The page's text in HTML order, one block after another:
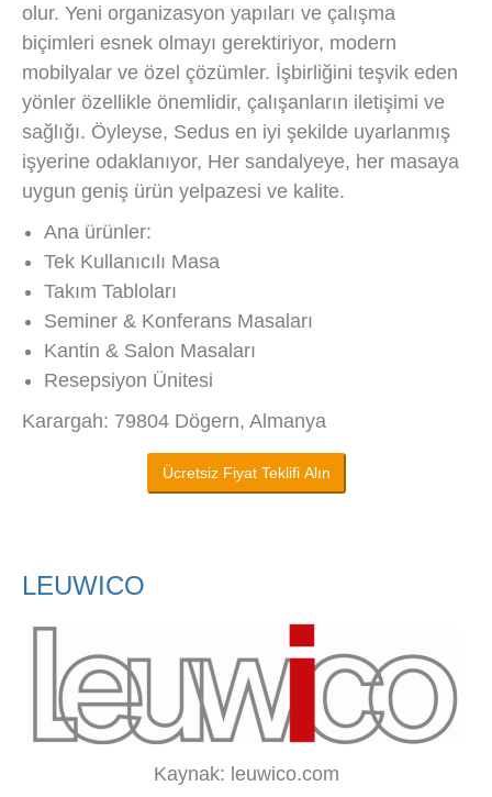
olur. Yeni organizasyon yapıları ve çalışma
biçimleri esnek olmayı gerektiriyor, modern
mobilyalar ve özel çözümler. İşbirliğini teşvik eden
yönler özellikle önemlidir, çalışanların iletişimi ve
sağlığı. Öyleyse, Sedus en iyi şekilde uyarlanmış
işyerine odaklanıyor, Her sandalyeye, her masaya
uygun geniş ürün yelpazesi ve kalite.
Ana ürünler:
Tek Kullanıcılı Masa
Takım Tabloları
Seminer & Konferans Masaları
Kantin & Salon Masaları
Resepsiyon Ünitesi
Karargah: 79804 Dögern, Almanya
Ücretsiz Fiyat Teklifi Alın
LEUWICO
Kaynak: leuwico.com